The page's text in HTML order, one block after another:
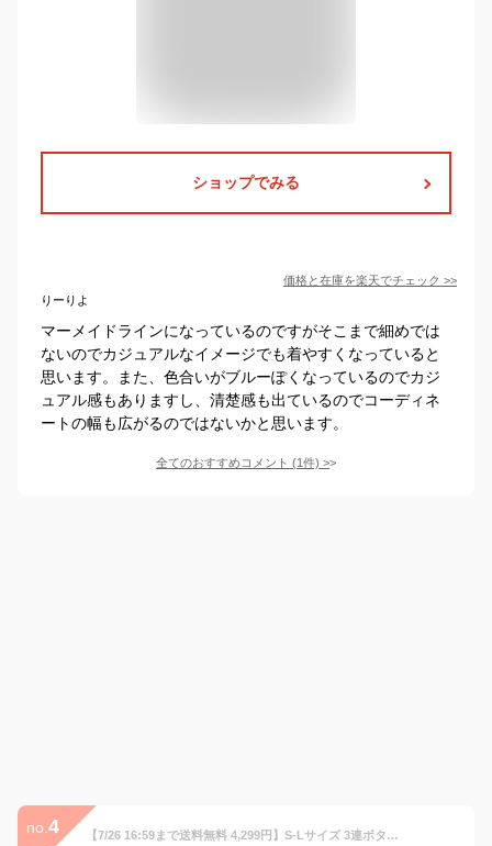
ショップでみる
価格と在庫を楽天でチェック >>
りーりよ
マーメイドラインになっているのですがそこまで細めでは
ないのでカジュアルなイメージでも着やすくなっていると
思います。また、色合いがブルーぽくなっているのでカジ
ュアル感もありますし、清楚感も出ているのでコーディネ
ートの幅も広がるのではないかと思います。
全てのおすすめコメント (1件) >
no. 4 【7/26 16:59まで送料無料 4,299円】S-Lサイズ 3連ボタンハイウエストデニムマーメイドスカート[23044]スカート ロングスカート マキシ丈スカート レディース 夏 きれいめ 韓国 おしゃれ 可愛い 黒 タイト フレア ブラック カジュアル セクシー